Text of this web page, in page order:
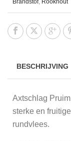
Brandstof, Rookhout
BESCHRIJVING
Axtschlag
sterke en
rundvlees.